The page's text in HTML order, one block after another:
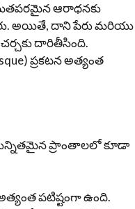
ఆరాధనకు
అయితే, దాని పేరు మరియు
దారితీసింది.
ప్రకటన అత్యంత
ప్రాంతాలలో కూడా
పటిష్టంగా ఉంది.